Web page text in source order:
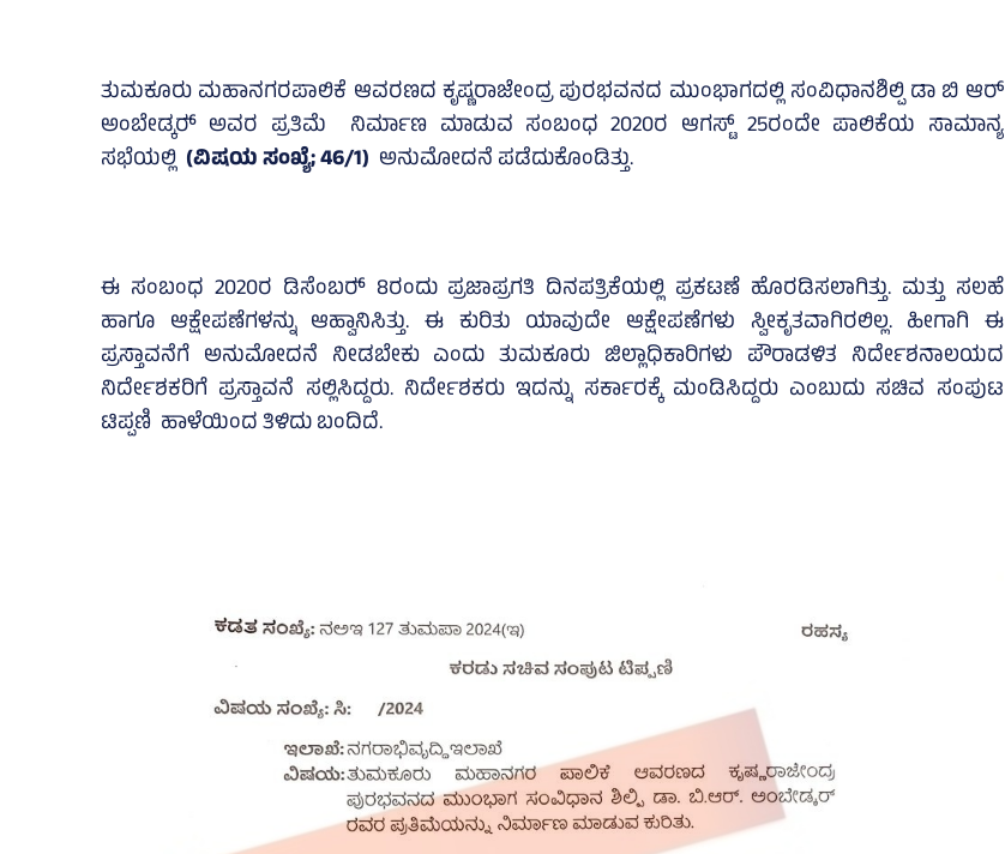
ತುಮಕೂರು ಮಹಾನಗರಪಾಲಿಕೆ ಆವರಣದ ಕೃಷ್ಣರಾಜೇಂದ್ರ ಪುರಭವನದ ಮುಂಭಾಗದಲ್ಲಿ ಸಂವಿಧಾನಶಿಲ್ಪಿ ಡಾ ಬಿ ಆರ್
ಅಂಬೇಡ್ಕರ್‍‌ ಅವರ ಪ್ರತಿಮೆ ನಿರ್ಮಾಣ ಮಾಡುವ ಸಂಬಂಧ 2020ರ ಆಗಸ್ಟ್‌ 25ರಂದೇ ಪಾಲಿಕೆಯ ಸಾಮಾನ್ಯ
ಸಭೆಯಲ್ಲಿ (ವಿಷಯ ಸಂಖ್ಯೆ; 46/1) ಅನುಮೋದನೆ ಪಡೆದುಕೊಂಡಿತ್ತು.
ಈ ಸಂಬಂಧ 2020ರ ಡಿಸೆಂಬರ್‍‌ 8ರಂದು ಪ್ರಜಾಪ್ರಗತಿ ದಿನಪತ್ರಿಕೆಯಲ್ಲಿ ಪ್ರಕಟಣೆ ಹೊರಡಿಸಲಾಗಿತ್ತು. ಮತ್ತು ಸಲಹೆ
ಹಾಗೂ ಆಕ್ಷೇಪಣೆಗಳನ್ನು ಆಹ್ವಾನಿಸಿತ್ತು. ಈ ಕುರಿತು ಯಾವುದೇ ಆಕ್ಷೇಪಣೆಗಳು ಸ್ವೀಕೃತವಾಗಿರಲಿಲ್ಲ. ಹೀಗಾಗಿ ಈ
ಪ್ರಸ್ತಾವನೆಗೆ ಅನುಮೋದನೆ ನೀಡಬೇಕು ಎಂದು ತುಮಕೂರು ಜಿಲ್ಲಾಧಿಕಾರಿಗಳು ಪೌರಾಡಳಿತ ನಿರ್ದೇಶನಾಲಯದ
ನಿರ್ದೇಶಕರಿಗೆ ಪ್ರಸ್ತಾವನೆ ಸಲ್ಲಿಸಿದ್ದರು. ನಿರ್ದೇಶಕರು ಇದನ್ನು ಸರ್ಕಾರಕ್ಕೆ ಮಂಡಿಸಿದ್ದರು ಎಂಬುದು ಸಚಿವ ಸಂಪುಟ
ಟಿಪ್ಪಣಿ ಹಾಳೆಯಿಂದ ತಿಳಿದು ಬಂದಿದೆ.